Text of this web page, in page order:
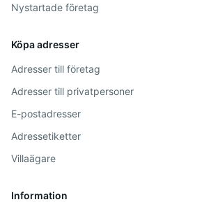
Nystartade företag
Köpa adresser
Adresser till företag
Adresser till privatpersoner
E-postadresser
Adressetiketter
Villaägare
Information